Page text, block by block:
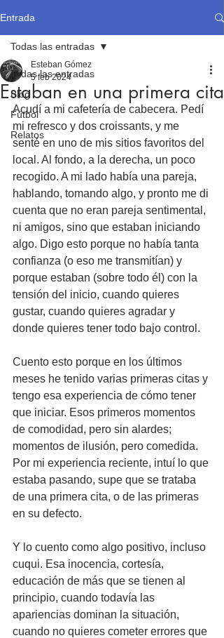
Entrada
Todas las entradas
Blog
Fútbol
Relatos
Todas las entradas
Estaban en una primera cita
Esteban Gómez
5 feb 2024
Acudí a mi cafetería de cabecera. Pedí
mi refresco y dos croissants, y me
senté en uno de mis sitios favoritos del
local. Al fondo, a la derecha, un poco
recogido. A mi lado había una pareja,
hablando, tomando algo, y pronto me di
cuenta que no eran pareja sentimental,
ni amigos, sino que estaban iniciando
algo. Digo esto porque no había tanta
confianza (o eso me transmitían) y
porque estaban (sobre todo él) con la
tensión del inicio, cuando quieres
gustar, cuando quieres agradar y
donde quieres tener todo bajo control.
Cuento esto porque en los últimos
meses he tenido varias primeras citas y
tengo esa experiencia de cómo tener
que iniciar. Esos primeros momentos
de comodidad, pero sin alardes;
momentos de ilusión, pero comedida.
Por mi experiencia reciente, intuí lo que
estaba pasando, supe que se trataba
de una primera cita, o de las primeras
en su defecto.
Y lo cuento como algo positivo, incluso
cuqui. Esa inocencia, cortesía,
educación de más que se tienen al
principio, cuando todavía las
apariencias dominan la situación,
cuando no quieres cometer errores que